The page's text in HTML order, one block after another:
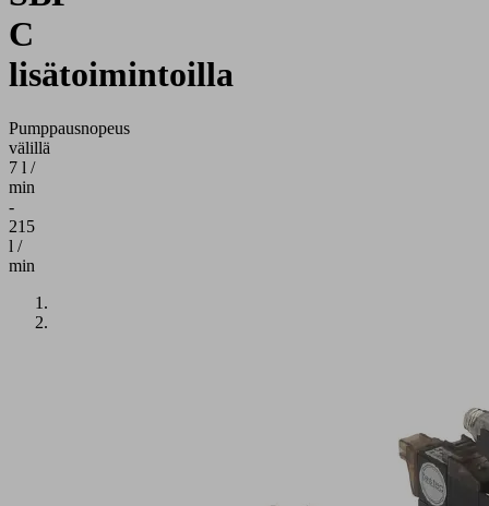
C
lisätoimintoilla
Pumppausnopeus
välillä
7 l /
min
-
215
l /
min